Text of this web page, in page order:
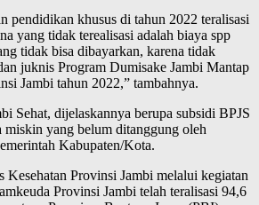
pendidikan khusus di tahun 2022 teralisasi
yang tidak terealisasi adalah biaya spp
tidak bisa dibayarkan, karena tidak
juknis Program Dumisake Jambi Mantap
Jambi tahun 2022,” tambahnya.
Sehat, dijelaskannya berupa subsidi BPJS
miskin yang belum ditanggung oleh
Kabupaten/Kota.
Kesehatan Provinsi Jambi melalui kegiatan
Provinsi Jambi telah teralisasi 94,6